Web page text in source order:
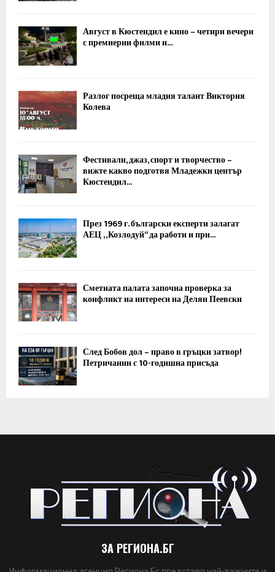
Август в Кюстендил е кино – четири вечери
с премиерни филми и...
Разлог посреща младия талант Виктория
Колева
Фестивали, джаз, спорт и творчество –
вижте какво подготвя Младежки център
Кюстендил...
През 1969 г. български експерти залагат
АЕЦ „Козлодуй“ да работи и при...
Сметната палата започна проверка за
конфликт на интереси на Делян Пеевски
След Бобов дол – право в гръцки затвор!
Петричанин с 10-годишна присъда
ЗА РЕГИОНА.БГ